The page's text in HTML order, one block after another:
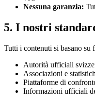
Nessuna garanzia:
5. I nostri
Tutti i contenuti si basano
Autorità ufficiali
Associazioni e
Piattaforme di
Informazioni ufficiali